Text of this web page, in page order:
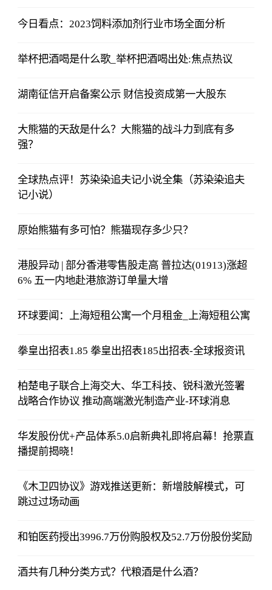
今日看点：2023饲料添加剂行业市场全面分析
举杯把酒喝是什么歌_举杯把酒喝出处:焦点热议
湖南征信开启备案公示 财信投资成第一大股东
大熊猫的天敌是什么？大熊猫的战斗力到底有多
强？
全球热点评！苏染染追夫记小说全集（苏染染追夫
记小说）
原始熊猫有多可怕？熊猫现存多少只？
港股异动 | 部分香港零售股走高 普拉达(01913)涨超
6% 五一内地赴港旅游订单量大增
环球要闻：上海短租公寓一个月租金_上海短租公寓
拳皇出招表1.85 拳皇出招表185出招表-全球报资讯
柏楚电子联合上海交大、华工科技、锐科激光签署
战略合作协议 推动高端激光制造产业-环球消息
华发股份优+产品体系5.0启新典礼即将启幕！抢票直
播提前揭晓！
《木卫四协议》游戏推送更新：新增肢解模式，可
跳过过场动画
和铂医药授出3996.7万份购股权及52.7万份股份奖励
酒共有几种分类方式？代粮酒是什么酒？